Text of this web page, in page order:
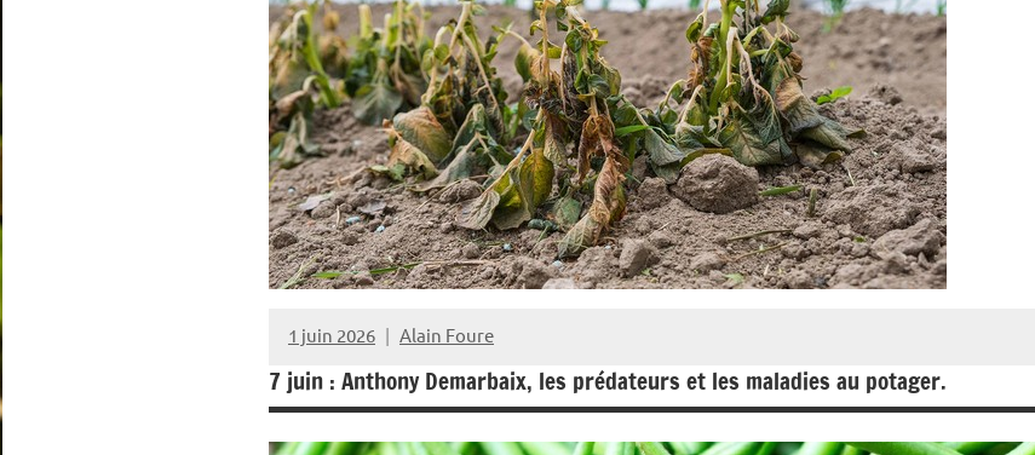
1 juin 2026 Alain Foure
7 juin : Anthony Demarbaix, les prédateurs et les maladies au potager.